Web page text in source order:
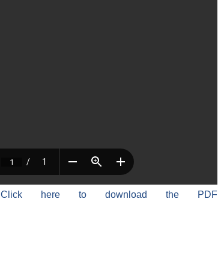
Click here to download the PDF